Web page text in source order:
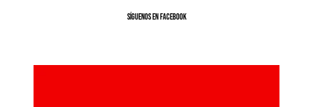
SíGUENOS EN FACEBOOK